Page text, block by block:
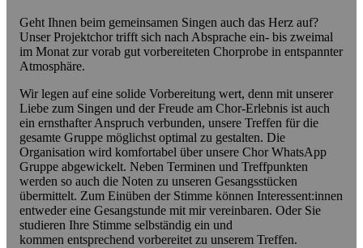
Geht Ihnen beim gemeinsamen Singen auch das Herz auf?
Unser Projektchor trifft sich nach Absprache ein- bis zweimal
im Monat zur vorab gut vorbereiteten Chorprobe in entspannter
Atmosphäre.
Wir legen auf eine solide Vorbereitung wert, denn mit unserer
Liebe zum Singen und der Freude am Chor-Erlebnis ist auch
ein ernsthafter Anspruch verbunden, unsere Treffen für die
gesamte Gruppe möglichst optimal zu gestalten. Die
Organisation wird komfortabel über unsere Chor WhatsApp
Gruppe abgewickelt. Neben Terminen und Treffpunkten
werden so auch die Noten zu unseren Gesangsstücken
übermittelt. Zum Einüben der Stimme können Interessent:innen
entweder eine Gesangstunde mit mir vereinbaren. Oder Sie
studieren Ihre Stimme selbständig ein und
kommen entsprechend vorbereitet zu unserem Treffen.